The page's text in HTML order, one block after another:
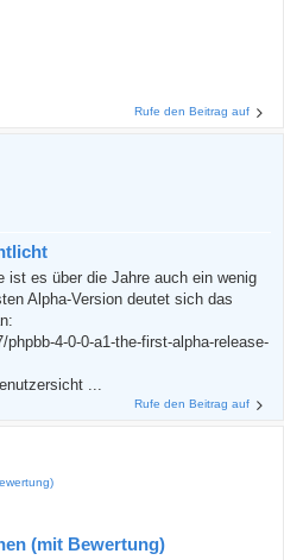
Rufe den Beitrag auf
ist es über die Jahre auch ein wenig
Alpha-Version deutet sich das
4-0-0-a1-the-first-alpha-release-
...
Rufe den Beitrag auf
(mit Bewertung)